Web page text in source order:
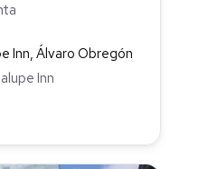
Inn, Álvaro Obregón
Inn